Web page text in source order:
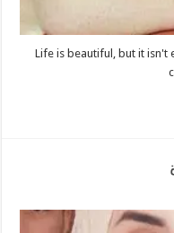
Life is beautiful, but it isn't